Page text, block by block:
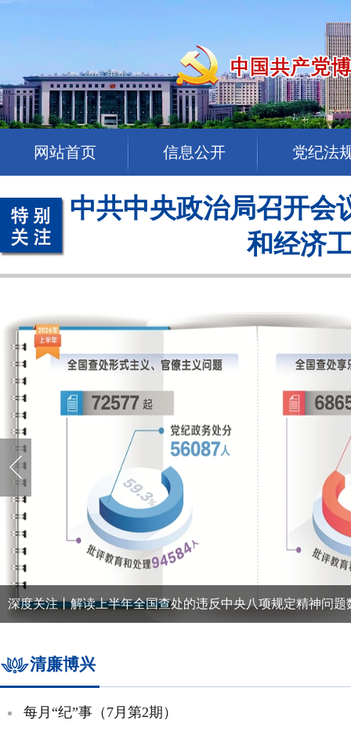
网站首页 信息公开 党纪法
中共中央政治局召开会
和经济
深度关注丨解读上半年全国查处的违反中央八项规定精神问题
清廉博兴
每月“纪”事（7月第2期）